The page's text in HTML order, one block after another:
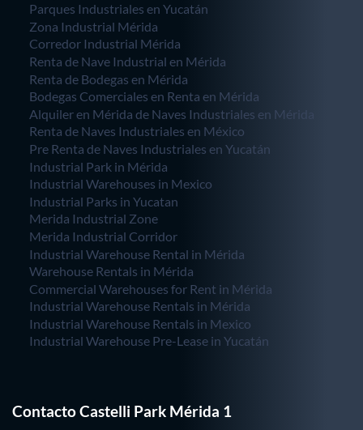
Parques Industriales en Yucatán
Zona Industrial Mérida
Corredor Industrial Mérida
Renta de Nave Industrial en Mérida
Renta de Bodegas en Mérida
Bodegas Comerciales en Renta en Mérida
Alquiler en Mérida de Naves Industriales en Mérida
Renta de Naves Industriales en México
Pre Renta de Naves Industriales en Yucatán
Industrial Park in Mérida
Industrial Warehouses in Mexico
Industrial Parks in Yucatan
Merida Industrial Zone
Merida Industrial Corridor
Industrial Warehouse Rental in Mérida
Warehouse Rentals in Mérida
Commercial Warehouses for Rent in Mérida
Industrial Warehouse Rentals in Mérida
Industrial Warehouse Rentals in Mexico
Industrial Warehouse Pre-Lease in Yucatán
Contacto Castelli Park Mérida 1